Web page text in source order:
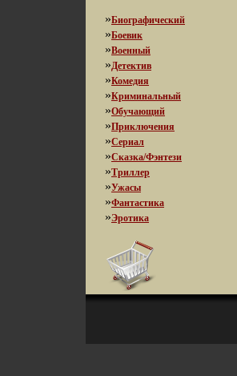
»Биографический
»Боевик
»Военный
»Детектив
»Комедия
»Криминальный
»Обучающий
»Приключения
»Сериал
»Сказка/Фэнтези
»Триллер
»Ужасы
»Фантастика
»Эротика